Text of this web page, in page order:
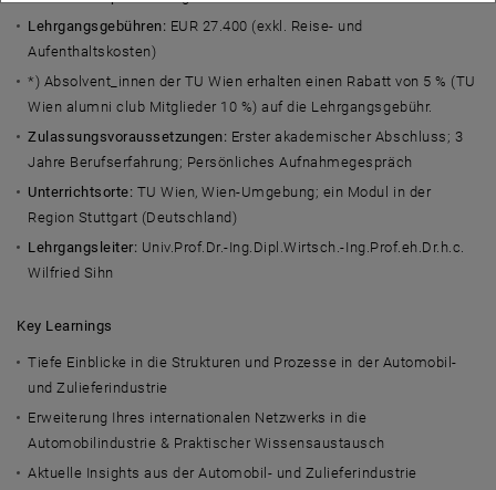
Lehrgangsgebühren: EUR 27.400 (exkl. Reise- und
Aufenthaltskosten)
*) Absolvent_innen der TU Wien erhalten einen Rabatt von 5 % (TU
Wien alumni club Mitglieder 10 %) auf die Lehrgangsgebühr.
Zulassungsvoraussetzungen: Erster akademischer Abschluss; 3
Jahre Berufserfahrung; Persönliches Aufnahmegespräch
Unterrichtsorte: TU Wien, Wien-Umgebung; ein Modul in der
Region Stuttgart (Deutschland)
Lehrgangsleiter: Univ.Prof.Dr.-Ing.Dipl.Wirtsch.-Ing.Prof.eh.Dr.h.c.
Wilfried Sihn
Key Learnings
Tiefe Einblicke in die Strukturen und Prozesse in der Automobil-
und Zulieferindustrie
Erweiterung Ihres internationalen Netzwerks in die
Automobilindustrie & Praktischer Wissensaustausch
Aktuelle Insights aus der Automobil- und Zulieferindustrie